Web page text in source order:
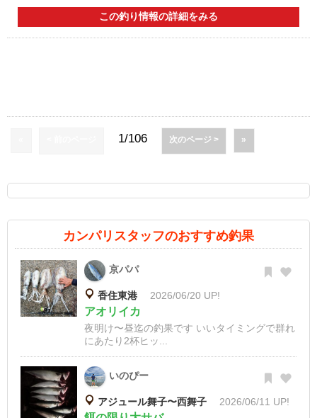
この釣り情報の詳細をみる
1/106 次のページ > »
カンパリスタッフのおすすめ釣果
京パパ
香住東港 2026/06/20 UP!
アオリイカ
夜明け〜昼迄の釣果です いいタイミングで群れ
にあたり2杯ヒッ...
いのぴー
アジュール舞子〜西舞子 2026/06/11 UP!